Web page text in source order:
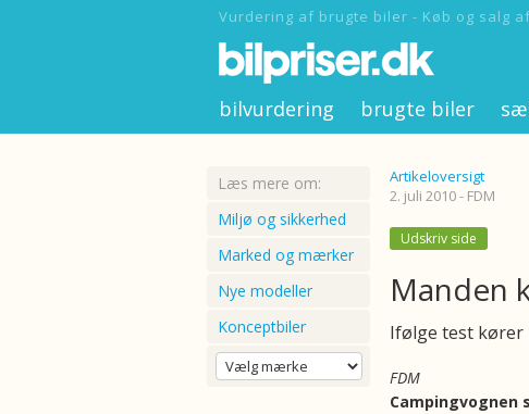
Vurdering af brugte biler - Køb og salg
bilvurdering brugte biler
Læs mere om:
Miljø og sikkerhed
Marked og mærker
Nye modeller
Konceptbiler
Artikeloversigt
2. juli 2010 - FDM
Udskriv side
Manden
Ifølge test kører
FDM
Campingvognen